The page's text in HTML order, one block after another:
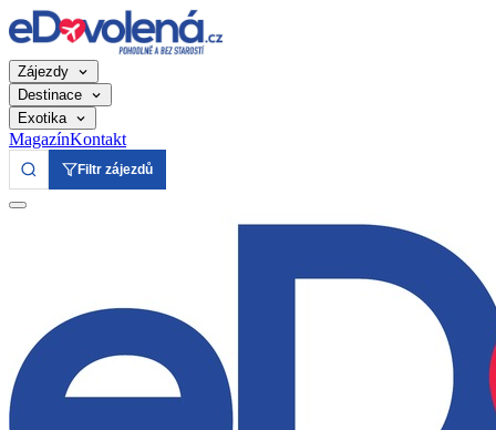
Zájezdy
Destinace
Exotika
MagazínKontakt
Filtr zájezdů